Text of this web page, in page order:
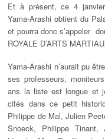
Et à présent, ce 4
Yama-Arashi obtient du
et pourra donc s’appeler
ROYALE D’ARTS
Yama-Arashi n’aurait pu
ses professeurs,
ans la liste est longue et
cités dans ce petit
Philippe de Mal, Julien
Snoeck, Philippe Tinant,